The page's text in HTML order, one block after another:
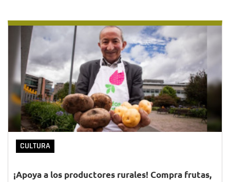
CULTURA
¡Apoya a los productores rurales! Compra frutas,